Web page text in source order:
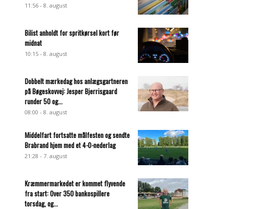
11:56 - 8. august
Bilist anholdt for spritkørsel kort før
midnat
10:15 - 8. august
Dobbelt mærkedag hos anlægsgartneren
på Bøgeskovvej: Jesper Bjerrisgaard
runder 50 og...
08:00 - 8. august
Middelfart fortsatte målfesten og sendte
Brabrand hjem med et 4-0-nederlag
21:28 - 7. august
Kræmmermarkedet er kommet flyvende
fra start: Over 350 bankospillere
torsdag, og...